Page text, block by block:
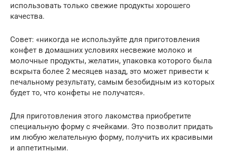
использовать только свежие продукты хорошего
качества.
Совет: «никогда не используйте для приготовления
конфет в домашних условиях несвежие молоко и
молочные продукты, желатин, упаковка которого была
вскрыта более 2 месяцев назад, это может привести к
печальному результату, самым безобидным из которых
будет то, что конфеты не получатся».
Для приготовления этого лакомства приобретите
специальную форму с ячейками. Это позволит придать
им любую желательную форму, получить их красивыми
и аппетитными.